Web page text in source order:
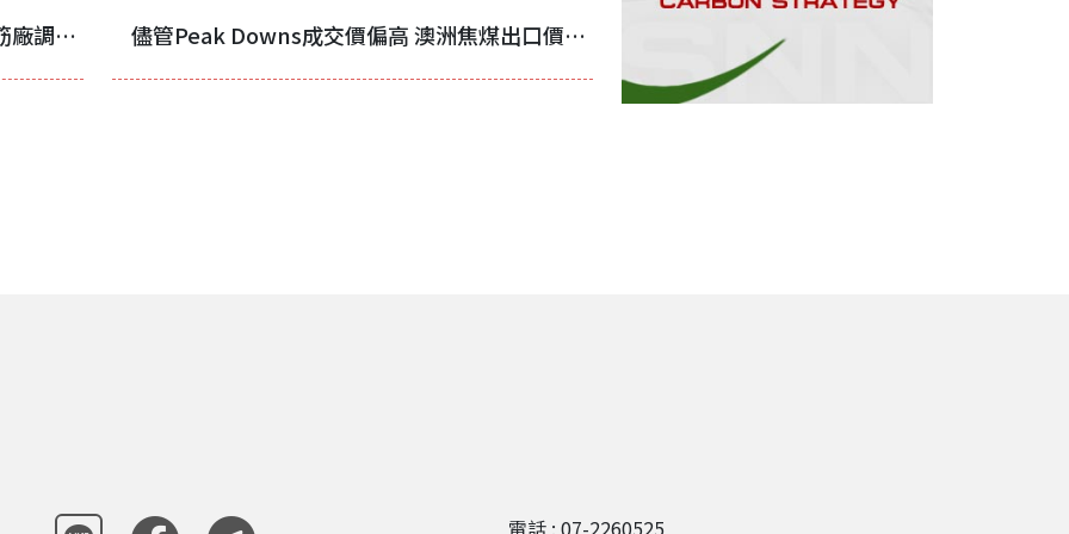
巴基斯坦進口廢鋼市場在漲勢後降溫 鋼筋廠調漲價格 儘管Peak Downs成交價偏高 澳洲焦煤出口價格仍持續承壓
電話 : 07-2260525